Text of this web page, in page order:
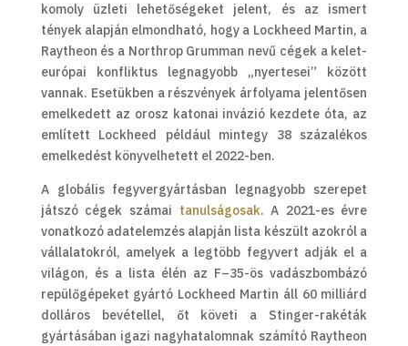
komoly üzleti lehetőségeket jelent, és az ismert
tények alapján elmondható, hogy a Lockheed Martin, a
Raytheon és a Northrop Grumman nevű cégek a kelet-
európai konfliktus legnagyobb „nyertesei” között
vannak. Esetükben a részvények árfolyama jelentősen
emelkedett az orosz katonai invázió kezdete óta, az
említett Lockheed például mintegy 38 százalékos
emelkedést könyvelhetett el 2022-ben.
A globális fegyvergyártásban legnagyobb szerepet
játszó cégek számai tanulságosak. A 2021-es évre
vonatkozó adatelemzés alapján lista készült azokról a
vállalatokról, amelyek a legtöbb fegyvert adják el a
világon, és a lista élén az F–35-ös vadászbombázó
repülőgépeket gyártó Lockheed Martin áll 60 milliárd
dolláros bevétellel, őt követi a Stinger-rakéták
gyártásában igazi nagyhatalomnak számító Raytheon